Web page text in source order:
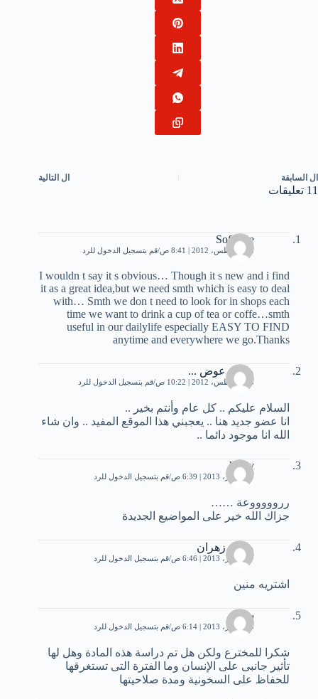
ال السابقة ال التالية
11 تعليقات
Softmire
18 أغسطس، 2012 | 8:41 ص قم بتسجيل الدخول للرد
I wouldn t say it s obvious… Though it s new and i find
it as a great idea,but we need smth which is easy to deal
with… Smth we don t need to look for in shops each
time we want to drink a cup of tea or coffe…smth
useful in our dailylife especially EASY TO FIND
anytime and everywhere we go.Thanks
محمد عوض‎ ‎...
18 أغسطس، 2012 | 10:22 ص قم بتسجيل الدخول للرد
السلام عليكم .. كل عام وأنتم بخير ..
انا عضو جديد هنا .. يعجبني هذا الموقع المفيد .. وان شاء
الله انا موجود دائما ..
hyaty
17 أكتوبر، 2013 | 6:39 ص قم بتسجيل الدخول للرد
رروووووعة ……
جزاك الله خير على المواضيع الجديدة
محمد زهران
17 أكتوبر، 2013 | 6:46 ص قم بتسجيل الدخول للرد
اشتريه منين
سماح
25 أكتوبر، 2013 | 6:14 ص قم بتسجيل الدخول للرد
شكرا للمخترع ولكن هل تم دراسة هذه المادة وهل لها
تأثير جانبى على الإنسان وما الفترة التى تستغرقها
للحفاظ على السخونية ومدة صلاحيتها